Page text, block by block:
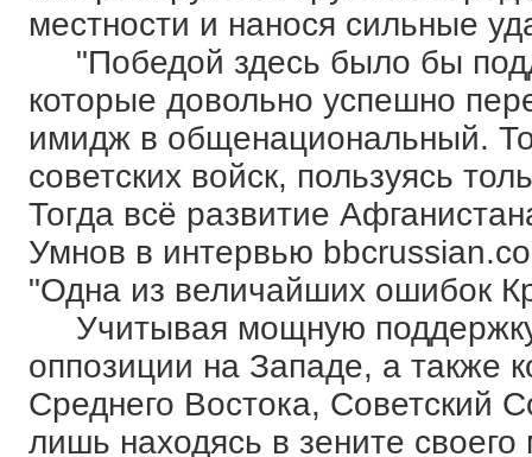
местности и нанося сильные
"Победой здесь было бы
которые довольно успешно
имидж в общенациональный. То
советских войск, пользуясь
Тогда всё развитие
Умнов в интервью
"Одна из величайших ошибок
Учитывая мощную
оппозиции на Западе, а также
Среднего Востока, Советский
лишь находясь в зените своего